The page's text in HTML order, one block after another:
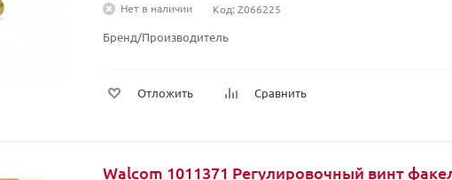
Нет в наличии Код: Z066225
Бренд/Производитель
Отложить Сравнить
Walcom 1011371 Регулировочный винт